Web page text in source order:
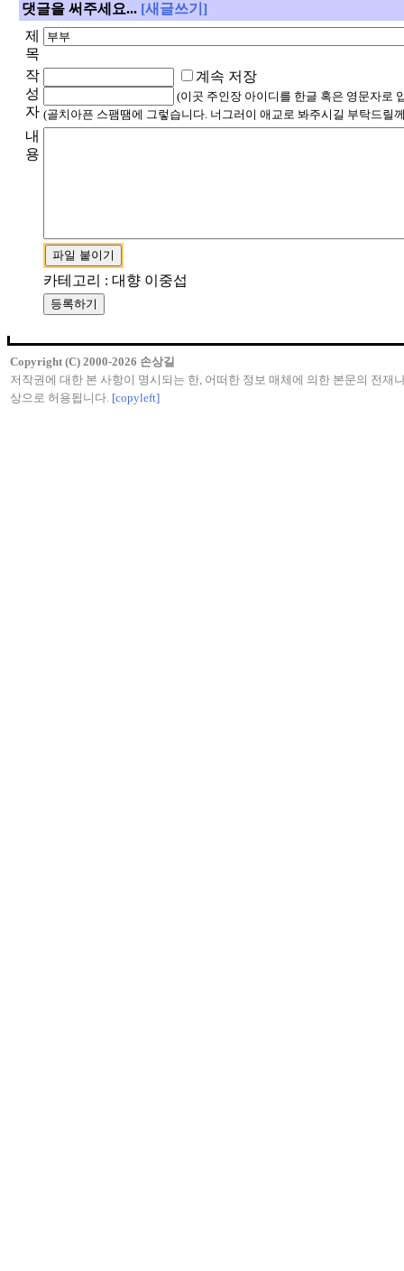
댓글을 써주세요... [새글쓰기]
제
목
작
성
자
계속 저장
(이곳 주인장 아이디를 한글 혹은 영문자로
(골치아픈 스팸땜에 그렇습니다. 너그러이 애교로 봐주시길 부탁드릴
내
용
카테고리 : 대향 이중섭
Copyright (C) 2000-2026 손상길
저작권에 대한 본 사항이 명시되는 한, 어떠한 정보 매체에 의한 본문의 전재
상으로 허용됩니다. [copyleft]